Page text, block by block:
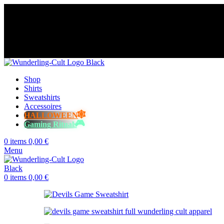
Shop
Shirts
Sweatshirts
Accessoires
HALLOWEEN
Gaming Rituals
0 items 0,00 €
Menu
0 items 0,00 €